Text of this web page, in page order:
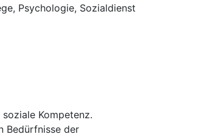
Psychologie, Sozialdienst
Kompetenz.
Bedürfnisse der